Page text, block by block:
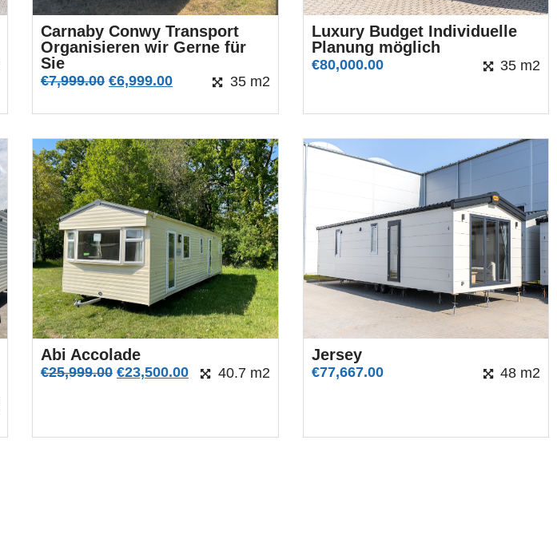
Carnaby Conwy Transport
Organisieren wir Gerne für
Sie
€7,999.00 €6,999.00 35 m2
Luxury Budget Individuelle
Planung möglich
€80,000.00 35 m2
Abi Accolade
€25,999.00 €23,500.00 40.7 m2
Jersey
€77,667.00 48 m2